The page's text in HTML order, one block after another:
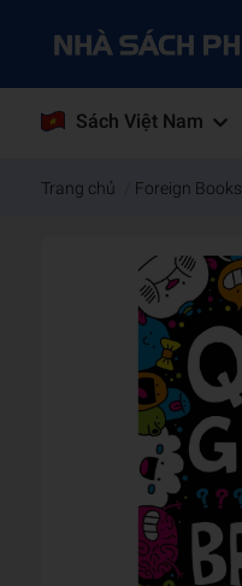
Sách Việt Nam
Trang chủ Foreign Books